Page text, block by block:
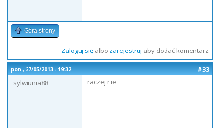
Góra strony
Zaloguj sięalbo zarejestruj aby dodać komentarz
pon., 27/05/2013 - 19:32
#33
sylwiunia88
raczej nie